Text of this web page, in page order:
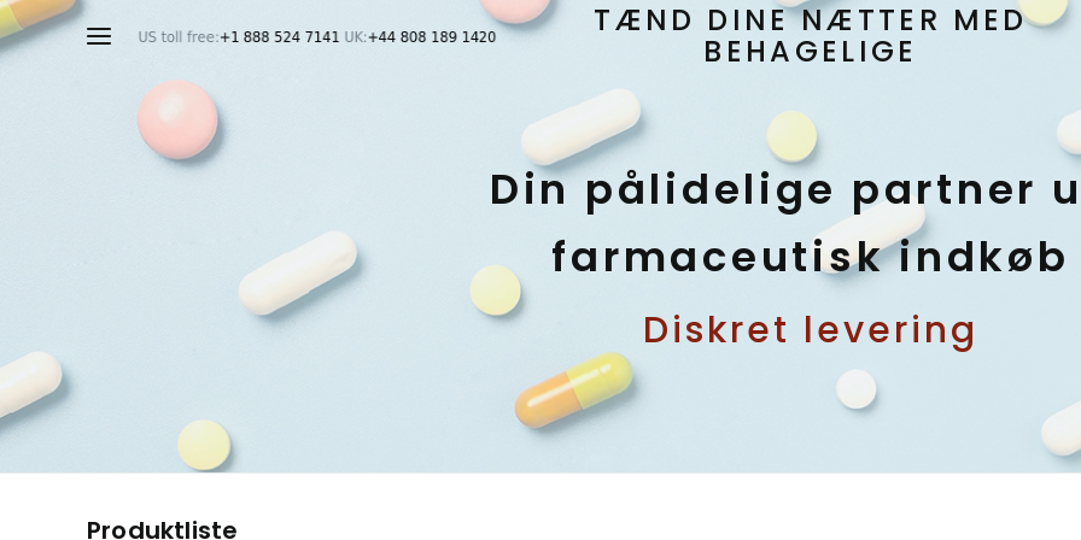
TÆND DINE NÆTTER MED
BEHAGELIGE
Din pålidelige partner
farmaceutisk indkøb
Diskret levering
Produktliste